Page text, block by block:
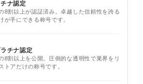
ナ認定
8割以上が認証済み。卓越した信頼性を誇る
が手にできる称号です。
チナ認定
8割以上を公開。圧倒的な透明性で業界をリ
トアだけの称号です。